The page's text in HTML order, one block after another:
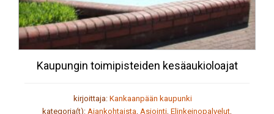
Kaupungin toimipisteiden kesäaukioloajat
kirjoittaja: Kankaanpään kaupunki
kategoria(t): Ajankohtaista, Asiointi, Elinkeinopalvelut,